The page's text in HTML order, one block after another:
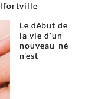
Le début de
la vie d'un
nouveau-né
n'est